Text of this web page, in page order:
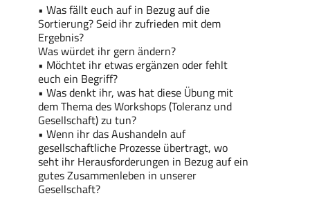
• Was fällt euch auf in Bezug auf die
Sortierung? Seid ihr zufrieden mit dem
Ergebnis?
Was würdet ihr gern ändern?
• Möchtet ihr etwas ergänzen oder fehlt
euch ein Begriff?
• Was denkt ihr, was hat diese Übung mit
dem Thema des Workshops (Toleranz und
Gesellschaft) zu tun?
• Wenn ihr das Aushandeln auf
gesellschaftliche Prozesse übertragt, wo
seht ihr Herausforderungen in Bezug auf ein
gutes Zusammenleben in unserer
Gesellschaft?